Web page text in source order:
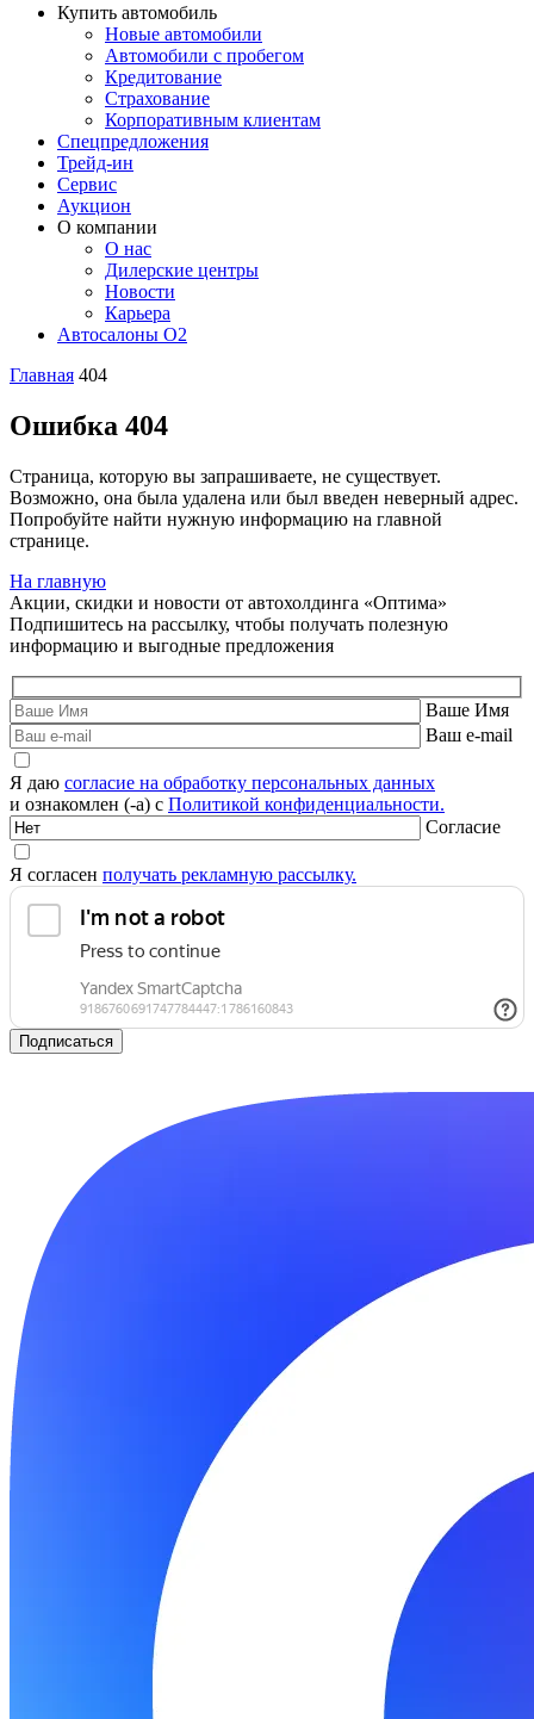
Купить автомобиль
Новые автомобили
Автомобили с пробегом
Кредитование
Страхование
Корпоративным клиентам
Спецпредложения
Трейд-ин
Сервис
Аукцион
О компании
О нас
Дилерские центры
Новости
Карьера
Автосалоны O2
Главная 404
Ошибка 404
Страница, которую вы запрашиваете, не существует.
Возможно, она была удалена или был введен неверный адрес.
Попробуйте найти нужную информацию на главной
странице.
На главную
Акции, скидки и новости от автохолдинга «Оптима»
Подпишитесь на рассылку, чтобы получать полезную
информацию и выгодные предложения
Ваше Имя
Ваш e-mail
Я даю согласие на обработку персональных данных
и ознакомлен (-а) с Политикой конфиденциальности.
Согласие
Я согласен получать рекламную рассылку.